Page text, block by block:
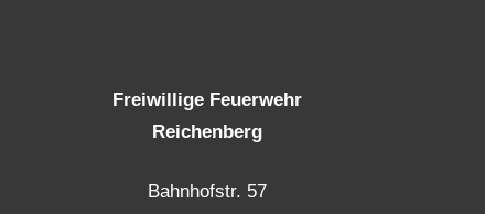
Freiwillige Feuerwehr
Reichenberg
Bahnhofstr. 57